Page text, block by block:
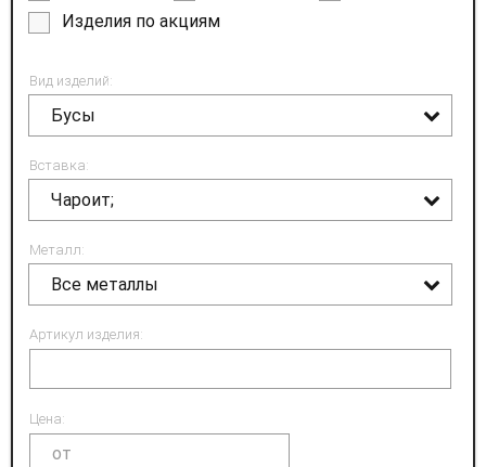
Изделия по акциям
Вид изделий:
Бусы
Вставка:
Чароит;
Металл:
Все металлы
Артикул изделия:
Цена: